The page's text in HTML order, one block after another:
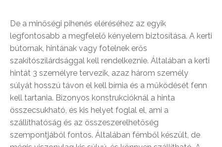
De a minőségi pihenés eléréséhez az egyik
legfontosabb a megfelelő kényelem biztosítása. A kerti
bútornak, hintának vagy fotelnek erős
szakítószilárdsággal kell rendelkeznie. Általában a kerti
hintát 3 személyre tervezik, azaz három személy
súlyát hosszú távon el kell bírnia és a működését fenn
kell tartania. Bizonyos konstrukcióknál a hinta
összecsukható, és kis helyet foglal el, ami a
szállíthatóság és az összeszerelhetőség
szempontjából fontos. Általában fémből készült, de